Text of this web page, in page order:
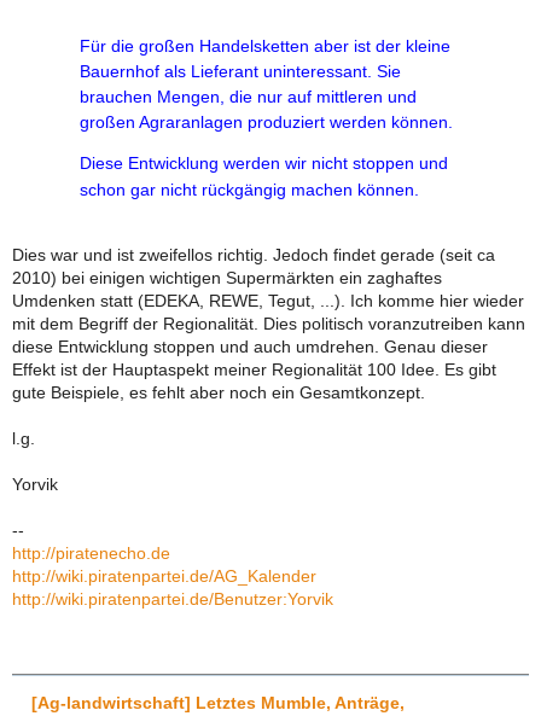
Für die großen Handelsketten aber ist der kleine
Bauernhof als Lieferant uninteressant. Sie
brauchen Mengen, die nur auf mittleren und
großen Agraranlagen produziert werden können.
Diese Entwicklung werden wir nicht stoppen und
schon gar nicht rückgängig machen können.
Dies war und ist zweifellos richtig. Jedoch findet gerade (seit ca
2010) bei einigen wichtigen Supermärkten ein zaghaftes
Umdenken statt (EDEKA, REWE, Tegut, ...). Ich komme hier wieder
mit dem Begriff der Regionalität. Dies politisch voranzutreiben kann
diese Entwicklung stoppen und auch umdrehen. Genau dieser
Effekt ist der Hauptaspekt meiner Regionalität 100 Idee. Es gibt
gute Beispiele, es fehlt aber noch ein Gesamtkonzept.
l.g.
Yorvik
--
http://piratenecho.de
http://wiki.piratenpartei.de/AG_Kalender
http://wiki.piratenpartei.de/Benutzer:Yorvik
[Ag-landwirtschaft] Letztes Mumble, Anträge,